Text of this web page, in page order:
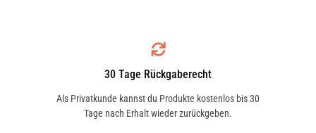
30 Tage Rückgaberecht
Als Privatkunde kannst du Produkte kostenlos bis 30
Tage nach Erhalt wieder zurückgeben.